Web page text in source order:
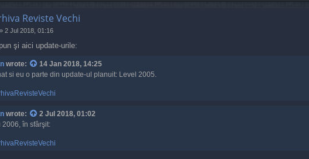
Reviste Vechi
» 2 Jul 2018, 01:16
şi aici update-urile:
wrote:
14 Jan 2018, 14:25
si eu o parte din update-ul planuit: Level 2005.
wrote:
2 Jul 2018, 01:02
2006, în sfârşit: